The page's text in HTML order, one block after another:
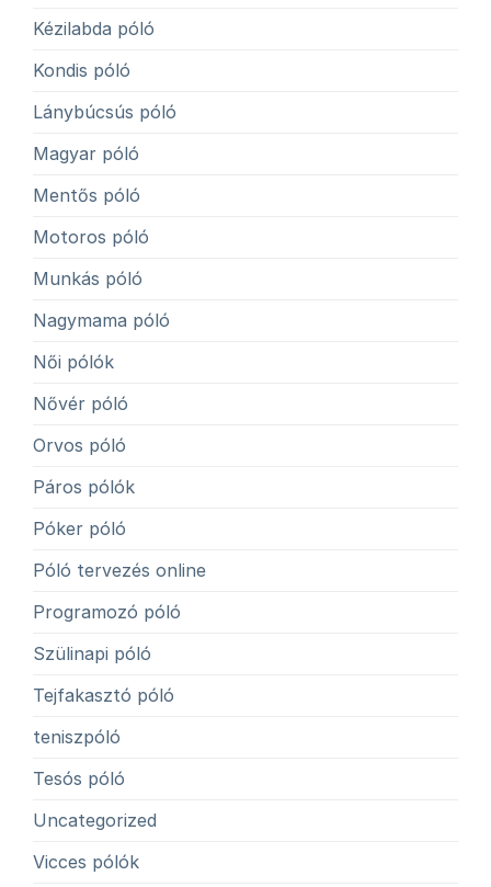
Kézilabda póló
Kondis póló
Lánybúcsús póló
Magyar póló
Mentős póló
Motoros póló
Munkás póló
Nagymama póló
Női pólók
Nővér póló
Orvos póló
Páros pólók
Póker póló
Póló tervezés online
Programozó póló
Szülinapi póló
Tejfakasztó póló
teniszpóló
Tesós póló
Uncategorized
Vicces pólók